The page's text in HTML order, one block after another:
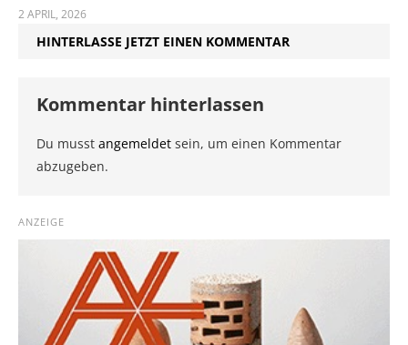
2 APRIL, 2026
HINTERLASSE JETZT EINEN KOMMENTAR
Kommentar hinterlassen
Du musst angemeldet sein, um einen Kommentar
abzugeben.
ANZEIGE